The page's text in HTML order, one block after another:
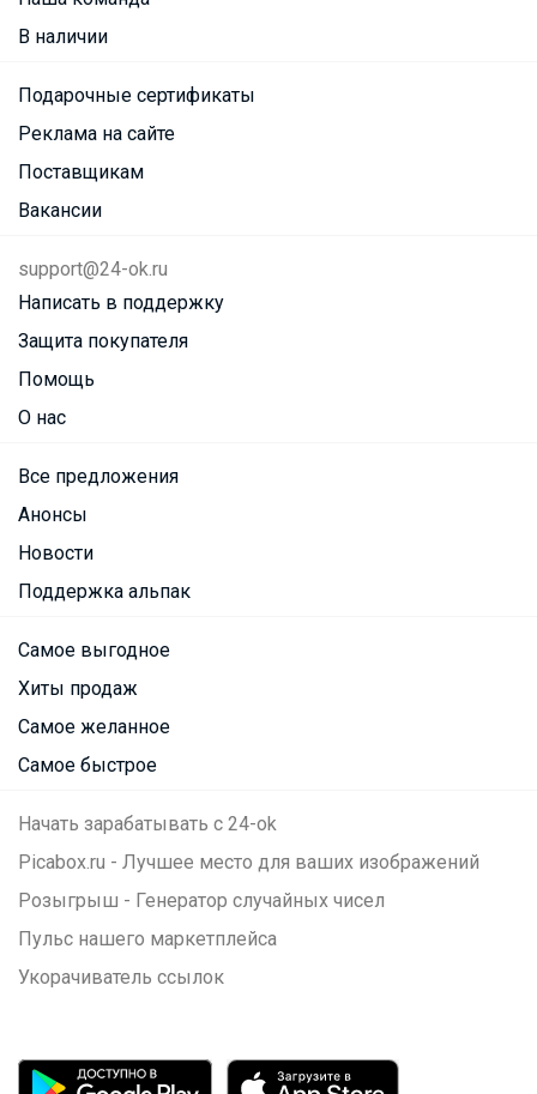
В наличии
Подарочные сертификаты
Реклама на сайте
Поставщикам
Вакансии
support@24-ok.ru
Написать в поддержку
Защита покупателя
Помощь
О нас
Все предложения
Анонсы
Новости
Поддержка альпак
Самое выгодное
Хиты продаж
Самое желанное
Самое быстрое
Начать зарабатывать с 24-ok
Picabox.ru - Лучшее место для ваших изображений
Розыгрыш - Генератор случайных чисел
Пульс нашего маркетплейса
Укорачиватель ссылок